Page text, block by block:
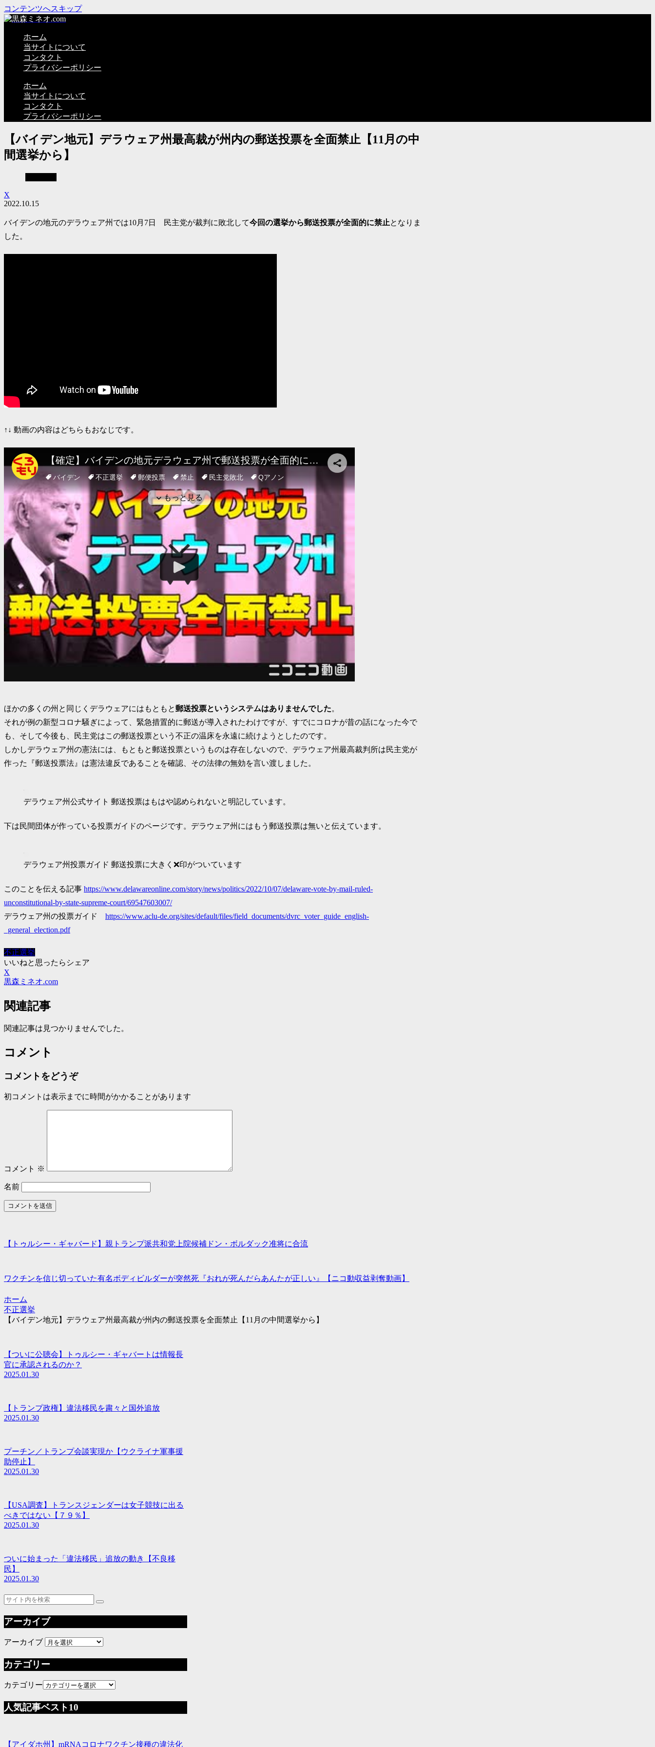
コンテンツへスキップ
ホーム
当サイトについて
コンタクト
プライバシーポリシー
ホーム
当サイトについて
コンタクト
プライバシーポリシー
【バイデン地元】デラウェア州最高裁が州内の郵送投票を全面禁止【11月の中
間選挙から】
X
2022.10.15
バイデンの地元のデラウェア州では10月7日 民主党が裁判に敗北して今回の選挙から郵送投票が全面的に禁止となりま
した。
↑↓ 動画の内容はどちらもおなじです。
ほかの多くの州と同じくデラウェアにはもともと郵送投票というシステムはありませんでした。
それが例の新型コロナ騒ぎによって、緊急措置的に郵送が導入されたわけですが、すでにコロナが昔の話になった今で
も、そして今後も、民主党はこの郵送投票という不正の温床を永遠に続けようとしたのです。
しかしデラウェア州の憲法には、もともと郵送投票というものは存在しないので、デラウェア州最高裁判所は民主党が
作った『郵送投票法』は憲法違反であることを確認、その法律の無効を言い渡しました。
デラウェア州公式サイト 郵送投票はもはや認められないと明記しています。
下は民間団体が作っている投票ガイドのページです。デラウェア州にはもう郵送投票は無いと伝えています。
デラウェア州投票ガイド 郵送投票に大きく❌印がついています
このことを伝える記事 https://www.delawareonline.com/story/news/politics/2022/10/07/delaware-vote-by-mail-ruled-
unconstitutional-by-state-supreme-court/69547603007/
デラウェア州の投票ガイド https://www.aclu-de.org/sites/default/files/field_documents/dvrc_voter_guide_english-
_general_election.pdf
不正選挙
いいねと思ったらシェア
X
黒森ミネオ.com
関連記事
関連記事は見つかりませんでした。
コメント
コメントをどうぞ
初コメントは表示までに時間がかかることがあります
コメント ※
名前
【トゥルシー・ギャバード】親トランプ派共和党上院候補ドン・ボルダック准将に合流
ワクチンを信じ切っていた有名ボディビルダーが突然死『おれが死んだらあんたが正しい』【ニコ動収益剥奪動画】
ホーム
不正選挙
【バイデン地元】デラウェア州最高裁が州内の郵送投票を全面禁止【11月の中間選挙から】
【ついに公聴会】トゥルシー・ギャバートは情報長
官に承認されるのか？
2025.01.30
【トランプ政権】違法移民を粛々と国外追放
2025.01.30
プーチン／トランプ会談実現か【ウクライナ軍事援
助停止】
2025.01.30
【USA調査】トランスジェンダーは女子競技に出る
べきではない【７９％】
2025.01.30
ついに始まった「違法移民」追放の動き【不良移
民】
2025.01.30
アーカイブ
アーカイブ
カテゴリー
カテゴリー
人気記事ベスト10
【アイダホ州】mRNAコロナワクチン接種の違法化